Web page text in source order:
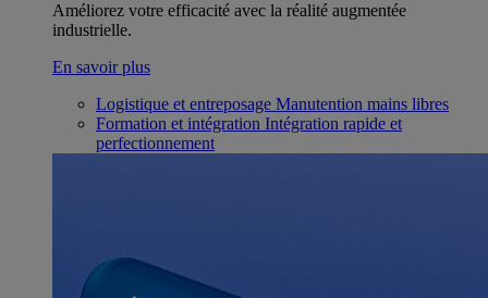
Améliorez votre efficacité avec la réalité augmentée
industrielle.
En savoir plus
Logistique et entreposage Manutention mains libres
Formation et intégration Intégration rapide et
perfectionnement